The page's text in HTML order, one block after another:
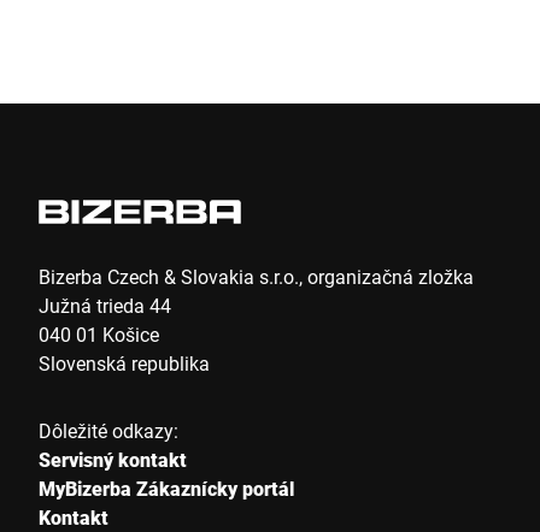
Štáť *
Bizerba Czech & Slovakia s.r.o., organizačná zložka
Južná trieda 44
040 01 Košice
Slovenská republika
Dôležité odkazy:
Servisný kontakt
MyBizerba Zákaznícky portál
Kontakt